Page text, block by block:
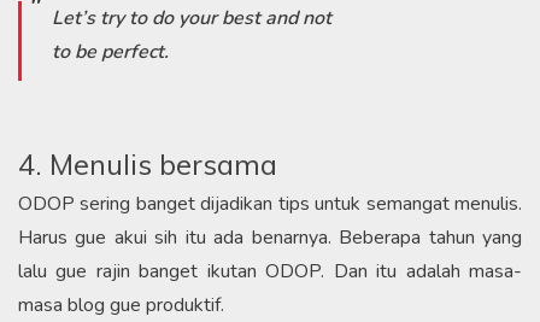
Let’s try to do your best and not
to be perfect.
4. Menulis bersama
ODOP sering banget dijadikan tips untuk semangat menulis.
Harus gue akui sih itu ada benarnya. Beberapa tahun yang
lalu gue rajin banget ikutan ODOP. Dan itu adalah masa-
masa blog gue produktif.